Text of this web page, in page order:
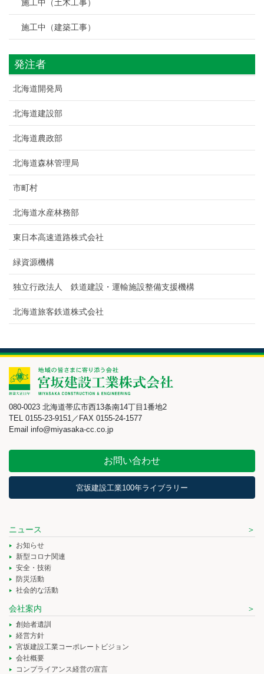
施工中（土木工事）
施工中（建築工事）
発注者
北海道開発局
北海道建設部
北海道農政部
北海道森林管理局
市町村
北海道水産林務部
東日本高速道路株式会社
緑資源機構
独立行政法人 鉄道建設・運輸施設整備支援機構
北海道旅客鉄道株式会社
080-0023 北海道帯広市西13条南14丁目1番地2
TEL 0155-23-9151／FAX 0155-24-1577
Email info@miyasaka-cc.co.jp
お問い合わせ
宮坂建設工業100年ライブラリー
ニュース
お知らせ
新型コロナ関連
安全・技術
防災活動
社会的な活動
会社案内
創始者遺訓
経営方針
宮坂建設工業コーポレートビジョン
会社概要
コンプライアンス経営の宣言